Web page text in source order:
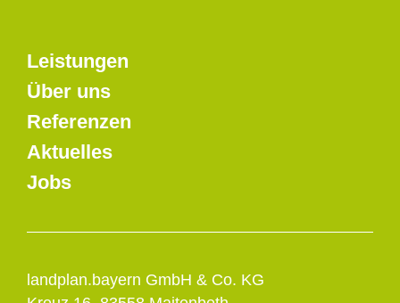
landplan.bayern GmbH & Co. KG
Leistungen
Über uns
Referenzen
Aktuelles
Jobs